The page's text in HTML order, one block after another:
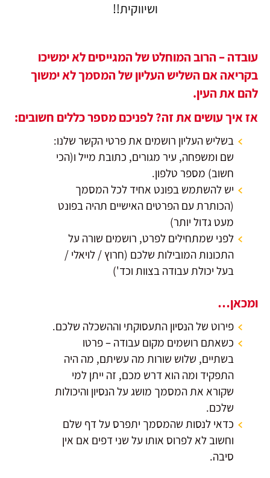
ושיווקית!!
עובדה – הרוב המוחלט של המגייסים לא ימשיכו
בקריאה אם השליש העליון של המסמך לא ימשוך
להם את העין.
אז איך עושים את זה? לפניכם מספר כללים חשובים:
בשליש העליון רושמים את פרטי הקשר שלנו:
שם ומשפחה, עיר מגורים, כתובת מייל ו(הכי
חשוב) מספר טלפון.
יש להשתמש בפונט אחיד לכל המסמך
(הכותרת עם הפרטים האישיים תהיה בפונט
מעט גדול יותר)
לפני שמתחילים לפרט, רושמים שורה על
התכונות המובילות שלכם (חרוץ / לויאלי /
בעל יכולת עבודה בצוות וכד')
ומכאן…
פירוט של הנסיון התעסוקתי וההשכלה שלכם.
כשאתם רושמים מקום עבודה – פרטו
בשתיים, שלוש שורות מה עשיתם, מה היה
התפקיד ומה הוא דרש מכם, זה ייתן למי
שקורא את המסמך מושג על הנסיון והיכולות
שלכם.
כדאי לנסות שהמסמך יתפרס על דף שלם
וחשוב לא לפרוס אותו על שני דפים אם אין
סיבה.